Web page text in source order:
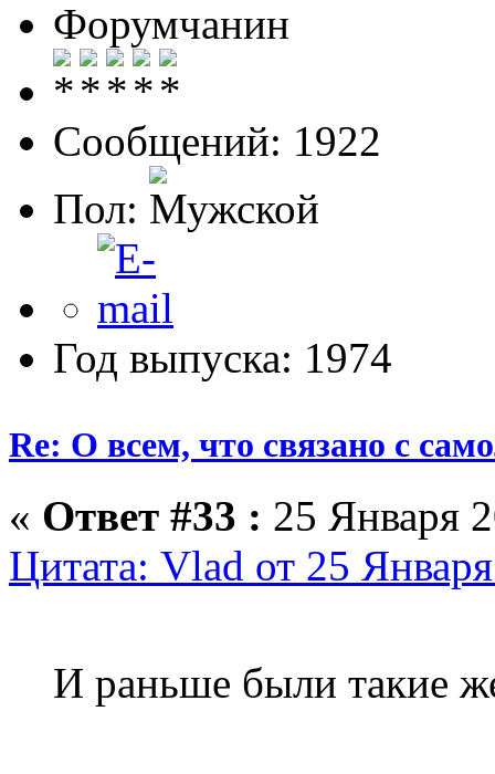
Форумчанин
Сообщений: 1922
Пол:
Год выпуска: 1974
Re: О всем, что связано с
« Ответ #33 : 25 Января
Цитата: Vlad от 25
И раньше были такие